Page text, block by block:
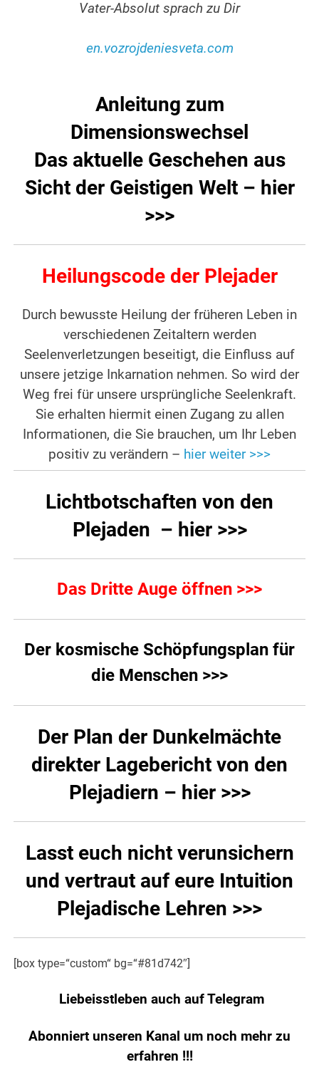
Vater-Absolut sprach zu Dir
en.vozrojdeniesveta.com
Anleitung zum
Dimensionswechsel
Das aktuelle Geschehen aus
Sicht der Geistigen Welt – hier
>>>
Heilungscode der Plejader
Durch bewusste Heilung der früheren Leben in
verschiedenen Zeitaltern werden
Seelenverletzungen beseitigt, die Einfluss auf
unsere jetzige Inkarnation nehmen. So wird der
Weg frei für unsere ursprüngliche Seelenkraft.
Sie erhalten hiermit einen Zugang zu allen
Informationen, die Sie brauchen, um Ihr Leben
positiv zu verändern – hier weiter >>>
Lichtbotschaften von den
Plejaden – hier >>>
Das Dritte Auge öffnen >>>
Der kosmische Schöpfungsplan für
die Menschen >>>
Der Plan der Dunkelmächte
direkter Lagebericht von den
Plejadiern – hier >>>
Lasst euch nicht verunsichern
und vertraut auf eure Intuition
Plejadische Lehren >>>
[box type=“custom“ bg=“#81d742″]
Liebeisstleben auch auf Telegram
Abonniert unseren Kanal um noch mehr zu
erfahren !!!